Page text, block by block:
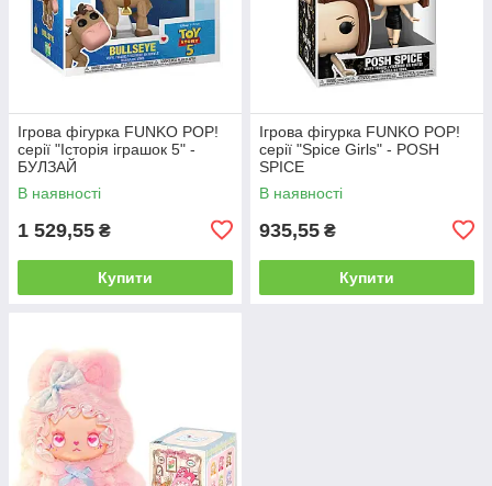
Ігрова фігурка FUNKO POP!
серії "Історія іграшок 5" -
БУЛЗАЙ
В наявності
1 529,55 ₴
Купити
Ігрова фігурка FUNKO POP!
серії "Spice Girls" - POSH
SPICE
В наявності
935,55 ₴
Купити